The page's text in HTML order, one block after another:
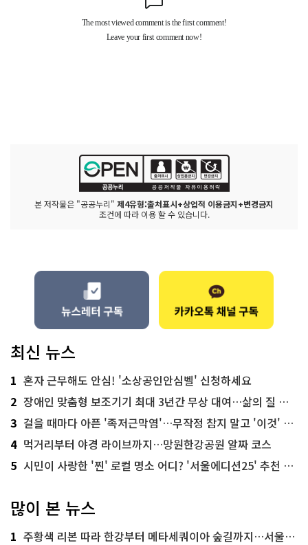
본 저작물은 "공공누리" 제4유형:출처표시+상업적 이용금지+변경금지
조건에 따라 이용 할 수 있습니다.
최신 뉴스
1 혼자 근무해도 안심! '소상공인안심벨' 신청하세요
2 장애인 맞춤형 보조기기 최대 3년간 무상 대여…삶의 질 높인다
3 걸을 때마다 아픈 '족저근막염'…무작정 참지 말고 '이것' 해보세요!
4 먹거리부터 야경 라이브까지…망원한강공원 알짜 코스
5 시민이 사랑한 '찐' 로컬 명소 어디? '서울에디션25' 추천 코스
많이 본 뉴스
1 주황색 리본 따라 한강부터 메타세쿼이아 숲길까지…서울둘레길 15코스